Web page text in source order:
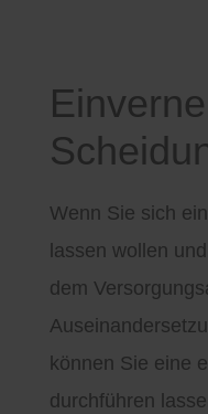
Wenn Sie sich
lassen wollen
dem
können Sie eine
durchführen